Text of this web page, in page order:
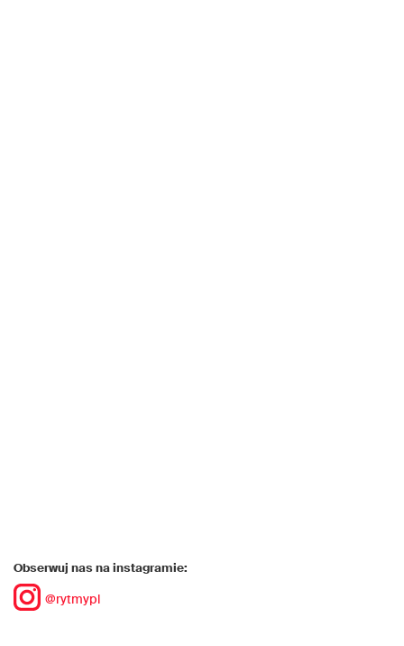
Obserwuj nas na instagramie:
@rytmypl